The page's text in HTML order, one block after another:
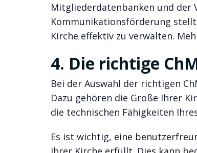
Mitgliederdatenbanken und der
Kommunikationsförderung
Kirche effektiv zu verwalten.
4. Die richtige
Bei der Auswahl der richtigen
Dazu gehören die Größe Ihrer
die technischen Fähigkeiten
Es ist wichtig, eine